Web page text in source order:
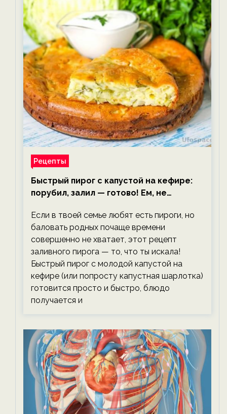
Рецепты
Быстрый пирог с капустой на кефире:
порубил, залил — готово! Ем, не
Если в твоей семье любят есть пироги, но
баловать родных почаще времени
совершенно не хватает, этот рецепт
заливного пирога — то, что ты искала!
Быстрый пирог с молодой капустой на
кефире (или попросту капустная шарлотка)
готовится просто и быстро, блюдо
получается и